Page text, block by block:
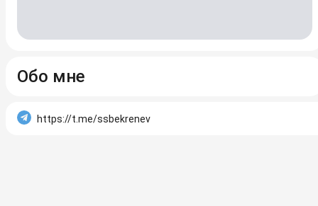
Обо мне
https://t.me/ssbekrenev